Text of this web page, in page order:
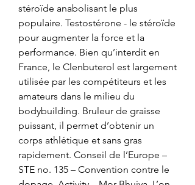
stéroïde anabolisant le plus
populaire. Testostérone - le stéroïde
pour augmenter la force et la
performance. Bien qu’interdit en
France, le Clenbuterol est largement
utilisée par les compétiteurs et les
amateurs dans le milieu du
bodybuilding. Bruleur de graisse
puissant, il permet d’obtenir un
corps athlétique et sans gras
rapidement. Conseil de l’Europe –
STE no. 135 – Convention contre le